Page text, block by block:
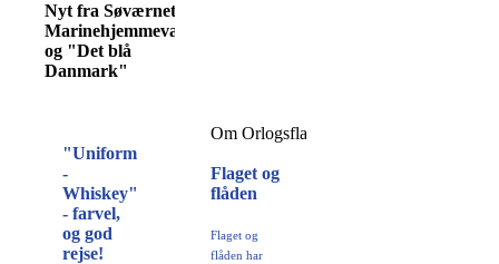
Nyt fra Søværnet,
Marinehjemmeværnet
og "Det blå
Danmark"
"Uniform
-
Whiskey"
- farvel,
og god
rejse!
Om Orlogsflaget
Flaget og
flåden
Flaget og
flåden har